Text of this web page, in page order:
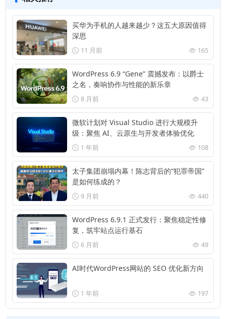
买华为手机的人越来越少？这五大原因值得
深思
11 月前 165
WordPress 6.9 “Gene” 震撼发布：以爵士
之名，奏响协作与性能的新乐章
8 月前 43
微软计划对 Visual Studio 进行大规模升
级：聚焦 AI、云原生与开发者体验优化
1 年前 108
太子集团崩塌内幕！陈志背后的“犯罪帝国”
是如何练成的？
9 月前 440
WordPress 6.9.1 正式发行：聚焦稳定性修
复，筑牢站点运行基石
6 月前 49
AI时代WordPress网站的 SEO 优化新方向
1 年前 197